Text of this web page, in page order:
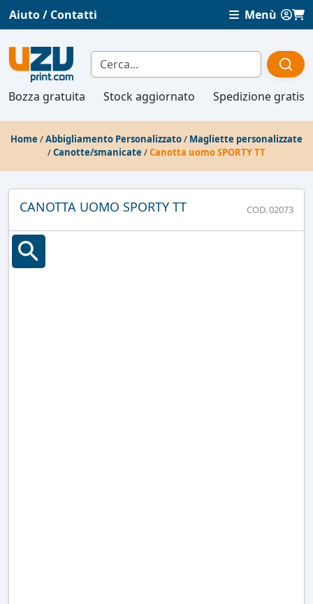
Aiuto / Contatti Menù
Bozza gratuita Stock aggiornato Spedizione gratis
Home /Abbigliamento Personalizzato/ Magliette personalizzate
/Canotte/smanicate /Canotta uomo SPORTY TT
CANOTTA UOMO SPORTY TT COD. 02073